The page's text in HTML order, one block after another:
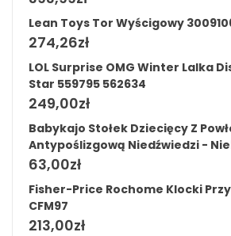
Lean Toys Tor Wyścigowy
274,26zł
LOL Surprise OMG Winter Lalka
Star 559795 562634
249,00zł
Babykajo Stołek Dziecięcy Z
Antypoślizgową Niedźwiedzi -
63,00zł
Fisher-Price Rochome Klocki
CFM97
213,00zł